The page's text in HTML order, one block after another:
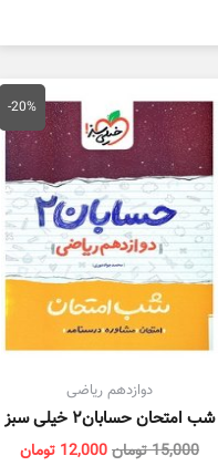
61,600 تومان
-20%
دوازدهم ریاضی
شب امتحان حسابان۲ خیلی سبز
15,000تومان
اصلی
15,000 تومان
بود.
12,000 تومان
فعلی